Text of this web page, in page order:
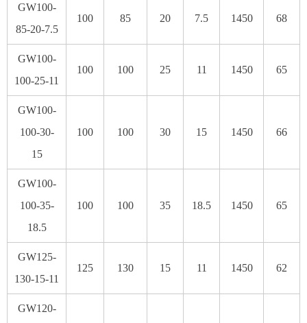
GW100-
85-20-7.5
100 85 20 7.5 1450 68
GW100-
100-25-11
100 100 25 11 1450 65
GW100-
100-30-
15
100 100 30 15 1450 66
GW100-
100-35-
18.5
100 100 35 18.5 1450 65
GW125-
130-15-11
125 130 15 11 1450 62
GW120-